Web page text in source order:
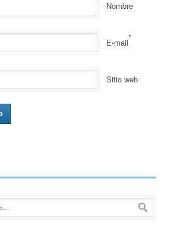
Nombre
E-mail*
Sitio web